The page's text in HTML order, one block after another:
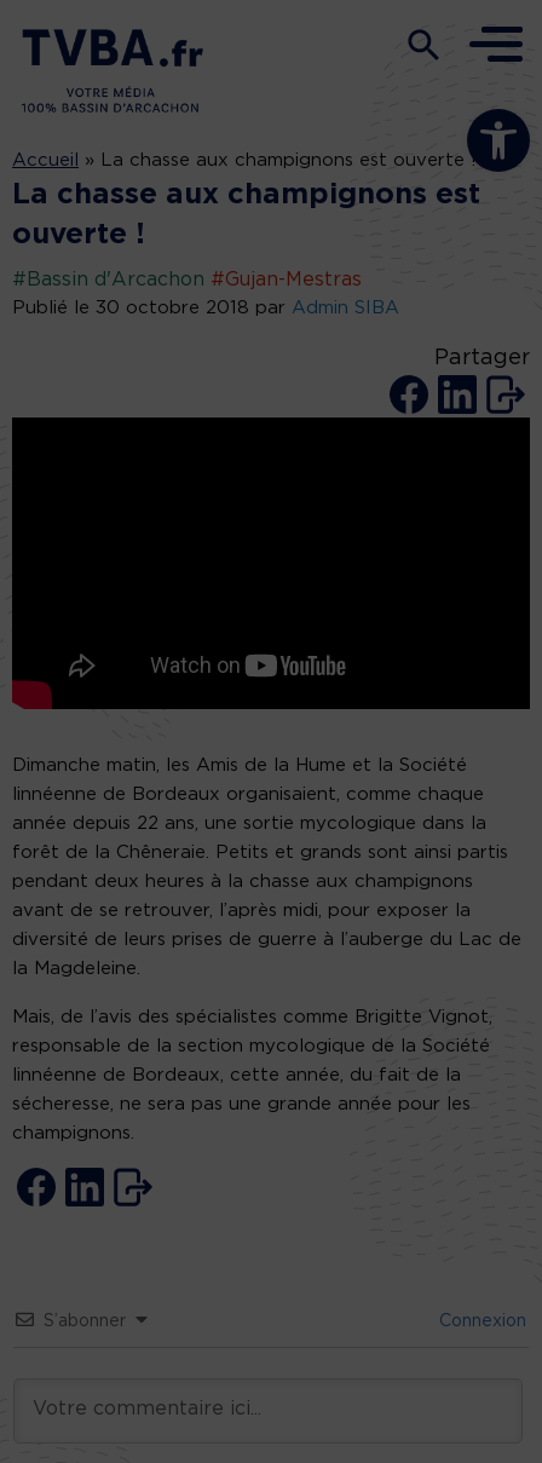
Ouvrir la
Accueil » La chasse aux champignons est ouverte !
La chasse aux champignons est
ouverte !
#Bassin d'Arcachon #Gujan-Mestras
Publié le 30 octobre 2018 par Admin SIBA
Partager
Dimanche matin, les Amis de la Hume et la Société
linnéenne de Bordeaux organisaient, comme chaque
année depuis 22 ans, une sortie mycologique dans la
forêt de la Chêneraie. Petits et grands sont ainsi partis
pendant deux heures à la chasse aux champignons
avant de se retrouver, l’après midi, pour exposer la
diversité de leurs prises de guerre à l’auberge du Lac de
la Magdeleine.
Mais, de l’avis des spécialistes comme Brigitte Vignot,
responsable de la section mycologique de la Société
linnéenne de Bordeaux, cette année, du fait de la
sécheresse, ne sera pas une grande année pour les
champignons.
S’abonner Connexion